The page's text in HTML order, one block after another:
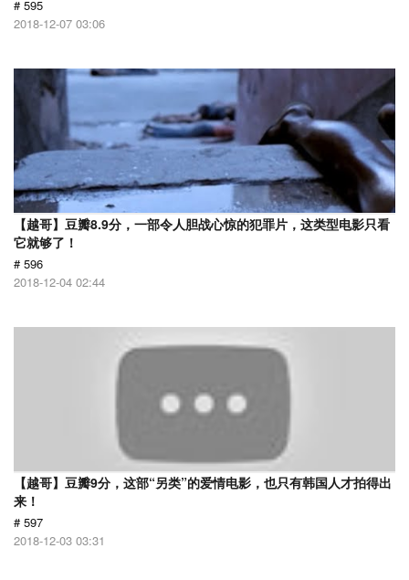
# 595
2018-12-07 03:06
【越哥】豆瓣8.9分，一部令人胆战心惊的犯罪片，这类型电影只看
它就够了！
# 596
2018-12-04 02:44
【越哥】豆瓣9分，这部“另类”的爱情电影，也只有韩国人才拍得出
来！
# 597
2018-12-03 03:31